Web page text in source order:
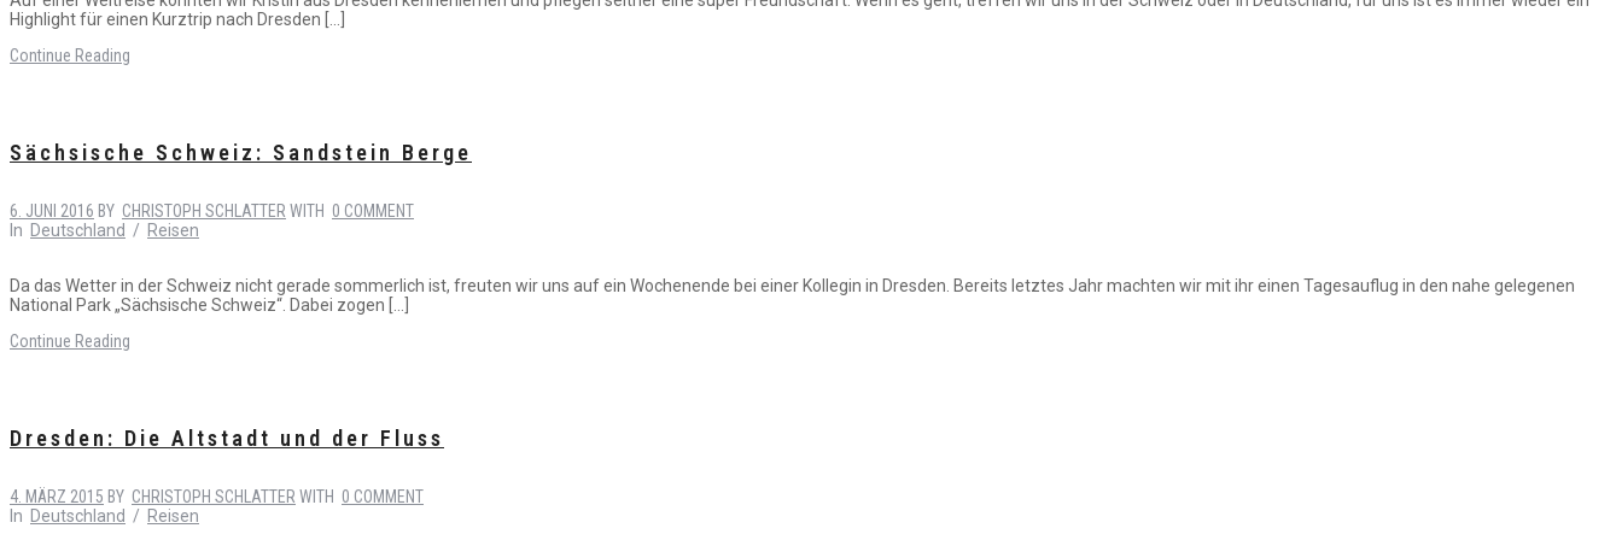
Highlight für einen Kurztrip nach Dresden […]
Continue Reading
Sächsische Schweiz: Sandstein Berge
6. JUNI 2016 BY CHRISTOPH SCHLATTER WITH 0 COMMENT
In Deutschland / Reisen
Da das Wetter in der Schweiz nicht gerade sommerlich ist, freuten wir uns auf ein Wochenende bei einer Kollegin in Dresden. Bereits letztes Jahr machten wir mit ihr einen Tagesauflug in den nahe gelegenen
National Park „Sächsische Schweiz“. Dabei zogen […]
Continue Reading
Dresden: Die Altstadt und der Fluss
4. MÄRZ 2015 BY CHRISTOPH SCHLATTER WITH 0 COMMENT
In Deutschland / Reisen